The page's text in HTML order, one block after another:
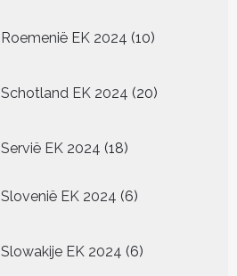
Roemenië EK 2024 1010
Schotland EK 2024 20
producten
Servië EK 2024 1818
Slovenië EK 2024 66
Slowakije EK 2024 6
producten